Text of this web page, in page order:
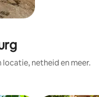
netheid en meer.